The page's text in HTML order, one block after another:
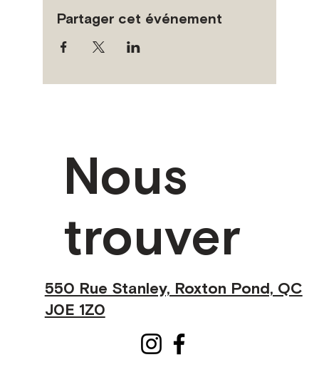
Partager cet événement
Nous
trouver
550 Rue Stanley, Roxton Pond, QC
J0E 1Z0